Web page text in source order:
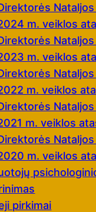
m. veiklos
m. veiklos
m. veiklos
m. veiklos
m. veiklos
pirkimai